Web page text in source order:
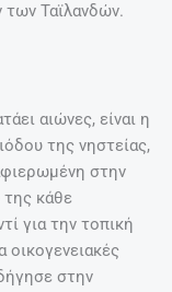
Ταϊλανδών.
αιώνες, είναι η
της νηστείας,
στην
κάθε
για την τοπική
στην